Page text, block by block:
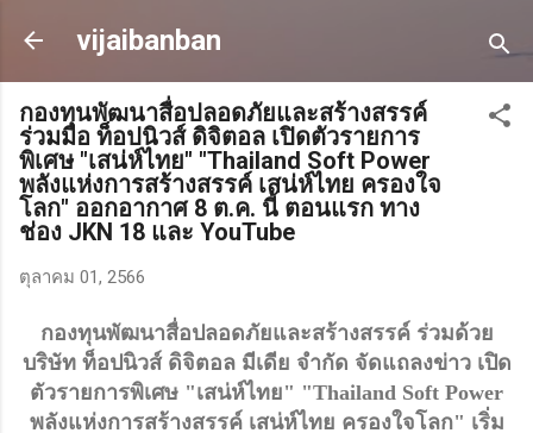
ข้ามไปที่เนื้อหาหลัก
vijaibanban
กองทุนพัฒนาสื่อปลอดภัยและสร้างสรรค์
ร่วมมือ ท็อปนิวส์​ ดิจิตอล เปิดตัวรายการ
พิเศษ​ "เสน่ห์ไทย" "Thailand Soft Power
พลังแห่งการสร้างสรรค์ เสน่ห์ไทย​ ครองใจ
โลก" ออกอากาศ​ 8 ต.ค. นี้ ตอนแรก​ ทาง
ช่อง JKN 18 และ YouTube
ตุลาคม 01, 2566
กองทุนพัฒนาสื่อปลอดภัยและสร้างสรรค์ ร่วมด้วย
บริษัท ท็อปนิวส์​ ดิจิตอล มีเดีย จำกัด​ จัดแถลงข่าว​ เปิด
ตัวรายการพิเศษ​ "เสน่ห์ไทย" "Thailand Soft Power
พลังแห่งการสร้างสรรค์ เสน่ห์ไทย​ ครองใจโลก" เริ่ม